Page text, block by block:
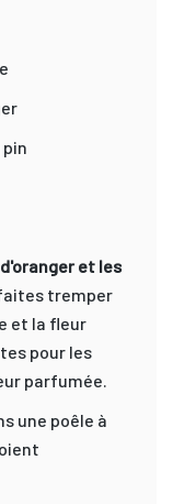
et les
tremper
et la fleur
pour les
parfumée.
une poêle à